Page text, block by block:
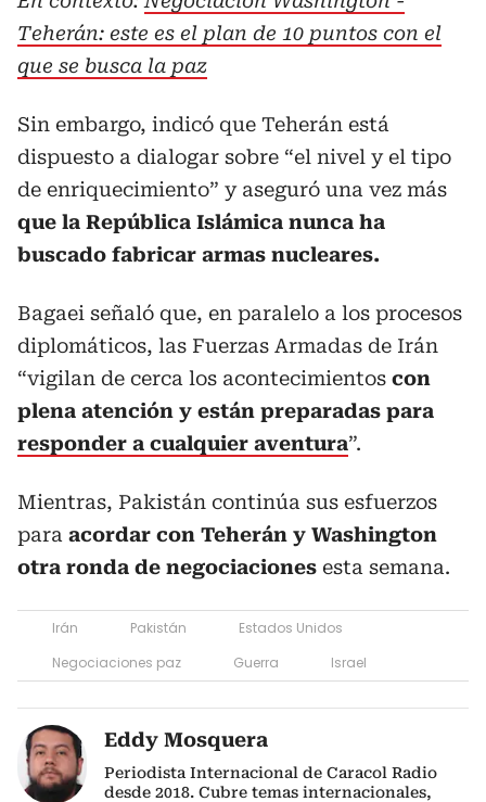
Teherán: este es el plan de 10 puntos con el
que se busca la paz
Sin embargo, indicó que Teherán está
dispuesto a dialogar sobre “el nivel y el tipo
de enriquecimiento” y aseguró una vez más
que la República Islámica nunca ha
buscado fabricar armas nucleares.
Bagaei señaló que, en paralelo a los procesos
diplomáticos, las Fuerzas Armadas de Irán
“vigilan de cerca los acontecimientos con
plena atención y están preparadas para
responder a cualquier aventura”.
Mientras, Pakistán continúa sus esfuerzos
para acordar con Teherán y Washington
otra ronda de negociaciones esta semana.
Irán Pakistán
Estados Unidos
Negociaciones paz
Guerra Israel
Eddy Mosquera
Periodista Internacional de Caracol Radio
desde 2018. Cubre temas internacionales,